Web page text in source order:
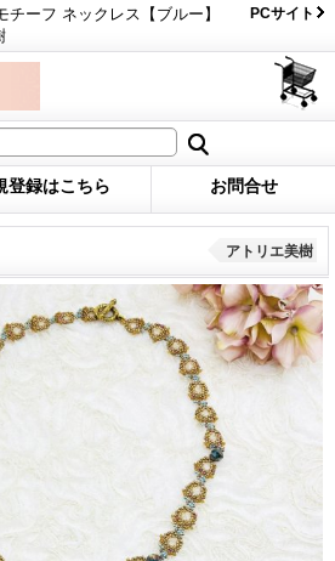
ーフ ネックレス【ブルー】
PCサイト
登録はこちら お問合せ
アトリエ美樹